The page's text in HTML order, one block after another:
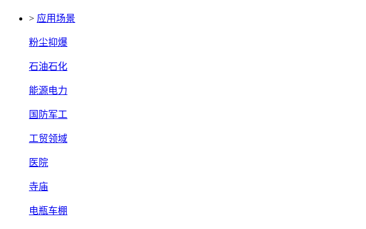
> 应用场景
粉尘抑爆
石油石化
能源电力
国防军工
工贸领域
医院
寺庙
电瓶车棚